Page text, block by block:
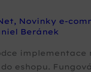
, Novinky e-
Beránek
eshopu.